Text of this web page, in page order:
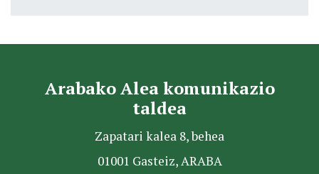
Arabako Alea komunikazio
taldea
Zapatari kalea 8, behea
01001 Gasteiz, ARABA